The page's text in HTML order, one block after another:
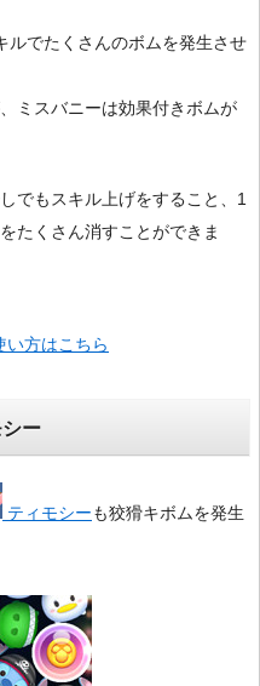
ルでたくさんのボムを発生させ
ミスバニーは効果付きボムが
でもスキル上げをすること、1
たくさん消すことができま
い方はこちら
ー
ティモシーも狡猾キボムを発生